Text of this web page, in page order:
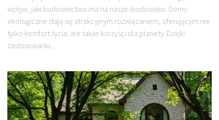
wpływ, jaki budownictwo ma na nasze środowisko. Domy
ekologiczne stają się atrakcyjnym rozwiązaniem, oferującym nie
tylko komfort życia, ale także korzyści dla planety. Dzięki
zastosowaniu...